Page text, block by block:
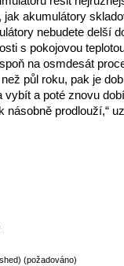
jak akumulátory
nebudete delší
s pokojovou
na osmdesát
půl roku, pak je
vybít a poté znovu
násobně prodlouží,“
(požadováno)